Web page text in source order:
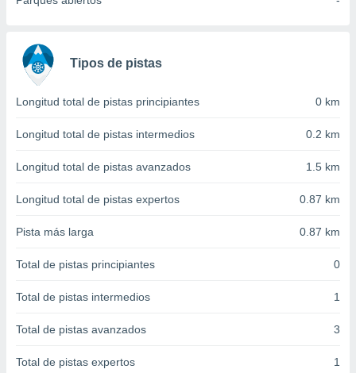
e
mediante
publicidad
1199
Tipos de pistas
Longitud total de pistas principiantes 0 km
Longitud total de pistas intermedios 0.2 km
Longitud total de pistas avanzados 1.5 km
Longitud total de pistas expertos 0.87 km
Pista más larga 0.87 km
Total de pistas principiantes 0
Total de pistas intermedios 1
Total de pistas avanzados 3
Total de pistas expertos 1